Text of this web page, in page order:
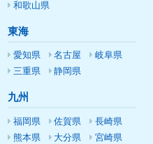
和歌山県
東海
愛知県 名古屋
岐阜県
三重県
静岡県
九州
福岡県 佐賀県
長崎県
熊本県
大分県
宮崎県